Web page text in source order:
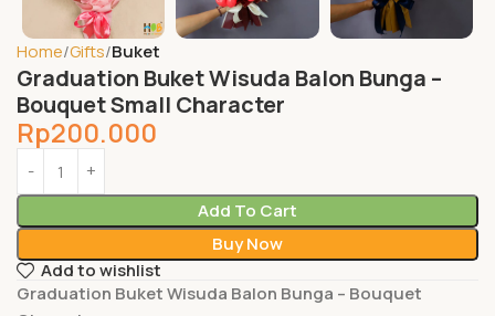
Home Gifts Buket
Graduation Buket Wisuda Balon Bunga –
Bouquet Small Character
Rp200.000
Add To Cart
Buy Now
Add to wishlist
Graduation Buket Wisuda Balon Bunga – Bouquet